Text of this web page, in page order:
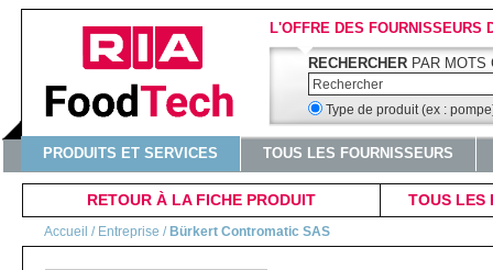
L'OFFRE DES FOURNISSEURS
RECHERCHER PAR MOTS
Type de produit (ex :
PRODUITS ET SERVICES TOUS LES FOURNISSEURS
RETOUR À LA FICHE PRODUIT TOUS LES
Accueil / Entreprise / Bürkert Contromatic SAS